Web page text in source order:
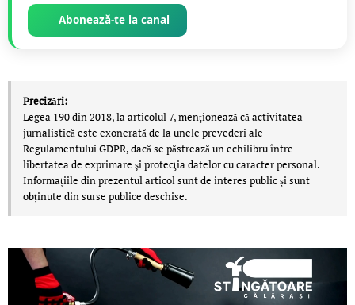
Abonează-te la canal
Precizări:
Legea 190 din 2018, la articolul 7, menţionează că activitatea
jurnalistică este exonerată de la unele prevederi ale
Regulamentului GDPR, dacă se păstrează un echilibru între
libertatea de exprimare şi protecţia datelor cu caracter personal.
Informațiile din prezentul articol sunt de interes public și sunt
obținute din surse publice deschise.